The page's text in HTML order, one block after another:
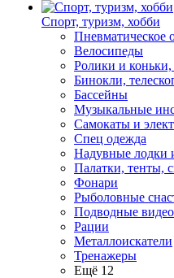
Спорт, туризм, хобби
Пневматическое
Велосипеды
Ролики и
Бинокли,
Бассейны
Музыкальные
Самокаты и
Спец одежда
Надувные лодки
Палатки, тенты,
Фонари
Рыболовные
Подводные
Рации
Металлоискатели
Тренажеры
Ещё 12